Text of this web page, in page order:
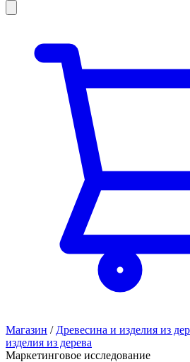
Магазин / Древесина и изделия из
изделия из дерева
Маркетинговое исследование